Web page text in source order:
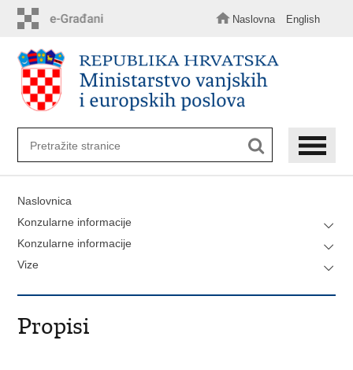
sadržaj
Naslovna English
Naslovnica
Konzularne informacije
Konzularne informacije
Vize
Propisi